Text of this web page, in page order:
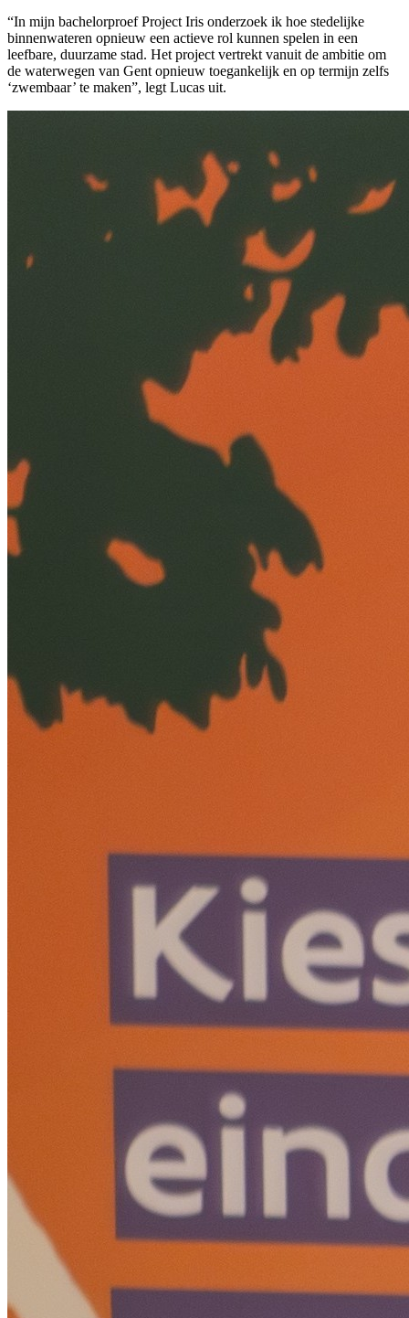
“In mijn bachelorproef Project Iris onderzoek ik hoe stedelijke
binnenwateren opnieuw een actieve rol kunnen spelen in een
leefbare, duurzame stad. Het project vertrekt vanuit de ambitie om
de waterwegen van Gent opnieuw toegankelijk en op termijn zelfs
‘zwembaar’ te maken”, legt Lucas uit.